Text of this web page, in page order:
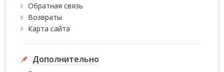
Обратная связь
Возвраты
Карта сайта
Дополнительно